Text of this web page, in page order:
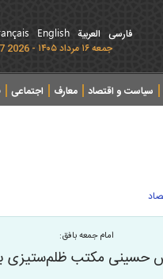
فارسی العربیة English
جمعه ۱۶ مرداد ۱۴۰۵ - 2026 August 07
سیاست و اقتصاد معارف اجتماعی
امام جمعه بافق:
حسینی مکتب ظلم‌ستیزی